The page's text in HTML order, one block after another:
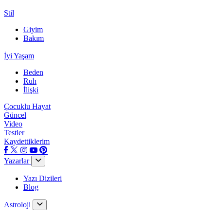
Stil
Giyim
Bakım
İyi Yaşam
Beden
Ruh
İlişki
Çocuklu Hayat
Güncel
Video
Testler
Kaydettiklerim
Yazarlar
Yazı Dizileri
Blog
Astroloji